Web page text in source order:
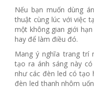
Nếu bạn muốn dùng
thuật cùng lúc với việc
một không gian giới
hay để làm điều đó.
Mang ý nghĩa trang trí
tạo ra ánh sáng này
như các đèn led có tạo
đèn led thanh nhôm